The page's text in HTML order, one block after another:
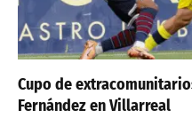
Cupo de
Fernández en Villarreal